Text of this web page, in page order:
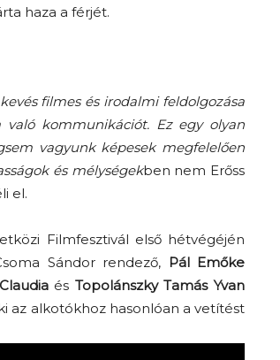
haza a férjét.
filmes és irodalmi feldolgozása
kommunikációt. Ez egy olyan
vagyunk képesek megfelelően
és mélységekben nem Erőss
el.
Filmfesztivál első hétvégéjén
Sándor rendező, Pál Emőke
és Topolánszky Tamás Yvan
az alkotókhoz hasonlóan a vetítést